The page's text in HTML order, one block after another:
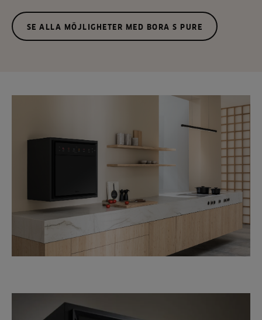
SE ALLA MÖJLIGHETER MED BORA S PURE